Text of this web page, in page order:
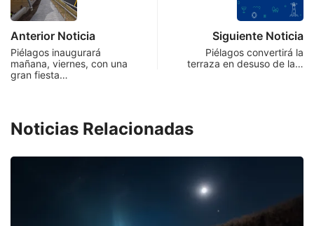
Anterior Noticia
Piélagos inaugurará
mañana, viernes, con una
gran fiesta…
Siguiente Noticia
Piélagos convertirá la
terraza en desuso de la…
Noticias Relacionadas